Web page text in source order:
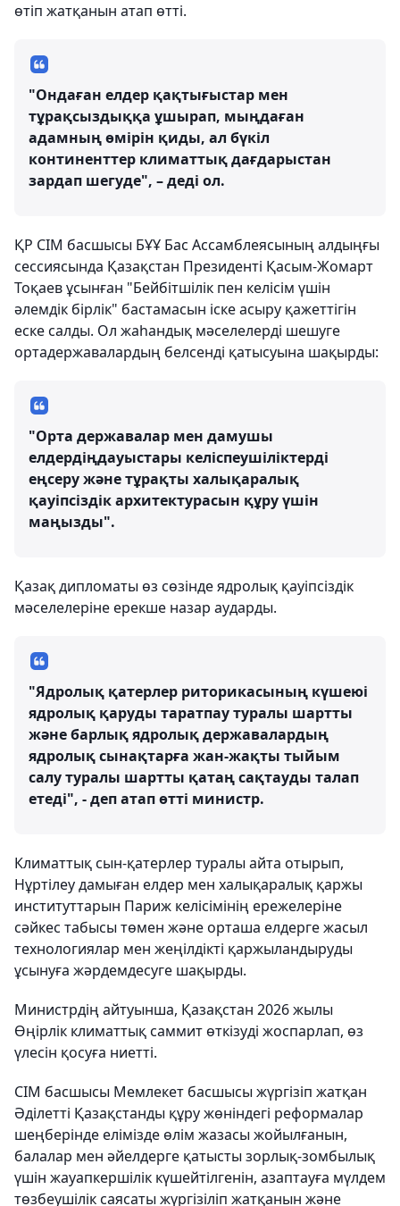
өтіп жатқанын атап өтті.
"Ондаған елдер қақтығыстар мен
тұрақсыздыққа ұшырап, мыңдаған
адамның өмірін қиды, ал бүкіл
континенттер климаттық дағдарыстан
зардап шегуде", – деді ол.
ҚР СІМ басшысы БҰҰ Бас Ассамблеясының алдыңғы
сессиясында Қазақстан Президенті Қасым-Жомарт
Тоқаев ұсынған "Бейбітшілік пен келісім үшін
әлемдік бірлік" бастамасын іске асыру қажеттігін
еске салды. Ол жаһандық мәселелерді шешуге
ортадержавалардың белсенді қатысуына шақырды:
"Орта державалар мен дамушы
елдердіңдауыстары келіспеушіліктерді
еңсеру және тұрақты халықаралық
қауіпсіздік архитектурасын құру үшін
маңызды".
Қазақ дипломаты өз сөзінде ядролық қауіпсіздік
мәселелеріне ерекше назар аударды.
"Ядролық қатерлер риторикасының күшеюі
ядролық қаруды таратпау туралы шартты
және барлық ядролық державалардың
ядролық сынақтарға жан-жақты тыйым
салу туралы шартты қатаң сақтауды талап
етеді", - деп атап өтті министр.
Климаттық сын-қатерлер туралы айта отырып,
Нұртілеу дамыған елдер мен халықаралық қаржы
институттарын Париж келісімінің ережелеріне
сәйкес табысы төмен және орташа елдерге жасыл
технологиялар мен жеңілдікті қаржыландыруды
ұсынуға жәрдемдесуге шақырды.
Министрдің айтуынша, Қазақстан 2026 жылы
Өңірлік климаттық саммит өткізуді жоспарлап, өз
үлесін қосуға ниетті.
СІМ басшысы Мемлекет басшысы жүргізіп жатқан
Әділетті Қазақстанды құру жөніндегі реформалар
шеңберінде елімізде өлім жазасы жойылғанын,
балалар мен әйелдерге қатысты зорлық-зомбылық
үшін жауапкершілік күшейтілгенін, азаптауға мүлдем
төзбеушілік саясаты жүргізіліп жатқанын және